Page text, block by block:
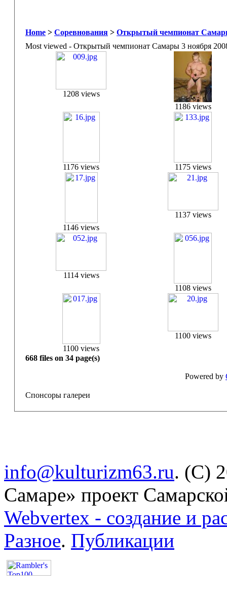
Home > Соревнования > Открытый чемпионат
Most viewed - Открытый чемпионат Самары 3 ноября
1208 views
1186 views
1176 views 1175 views
1146 views
1137 views
1114 views
1108 views
1100 views
1100 views
668 files on 34 page(s)
Powered by
Спонсоры галереи
info@kulturizm63.ru. (C)
Самаре» проект
Webvertex - создание и
Разное. Публикации